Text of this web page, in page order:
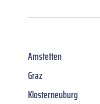
Amstetten
Graz
Klosterneuburg